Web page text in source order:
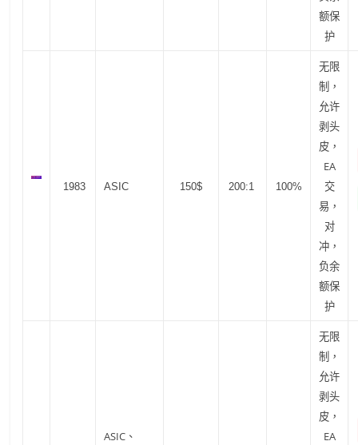
额保
护
1983 ASIC 150$ 200:1 100%
无限
制，
允许
剥头
皮，
EA
交
易，
对
冲，
负余
额保
护
ASIC、
无限
制，
允许
剥头
皮，
EA